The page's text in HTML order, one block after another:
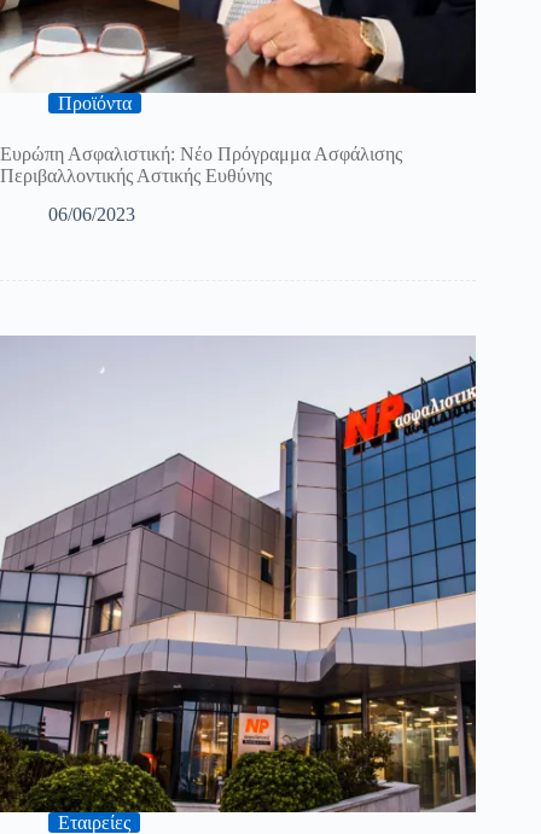
Προϊόντα
Ευρώπη Ασφαλιστική: Νέο Πρόγραμμα Ασφάλισης
Περιβαλλοντικής Αστικής Ευθύνης
06/06/2023
Εταιρείες